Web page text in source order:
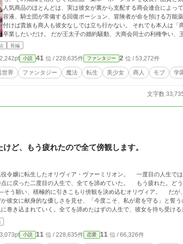
人気商品のほとんどは、実は彼女が裏から支配する商会連合によって生み出されていた
容液、騎士団が常備する回復ポーション、冒険者が命を預ける万能
付けば貴族も商人も彼女なしでは立ち行かない。 それでも本人は「商売は裏方が一番」と学園では目立たず静かに
卒業したいだけ。 だが王太子の婚約騒動、大商会同士の利権争い、王国経済を揺るがす流通危機が重なったこと
で、隠し続けてきた"王都最大の黒幕"としての正体が少しずつ明らかになっていく。 これ
力をお借りしつつも、最終的な仕上げにあたっては著者自身の手に
長編
小説 41 位 / 228,635件 ファンタジー 2 位 / 53,272件
世界 ファンタジー 魔法 転生 美少女 商人 モブ 学
文字数
けど、もう疲れたので全て傍観します。
オリヴィア・ヴァーミリオン。 一度目の人生では破滅回避に奔走するも虚しく断罪された彼女
人生で、全てを諦めていた。 もう疲れた。どうせ無駄なら、せめて断罪の日まで穏やかに眠
極的に引きこもり傍観を決め込むオリヴィア。 だが、一周目では冷淡だったはずの婚約者・セドリ
献身的な優しさを見せ、「今度こそ、私が君を守る」と誓うのだ。 運命に抗う気力さえ失った
巻き込まれていく。全てを諦めたはずの人生で、彼女を待ち受け
小説 11 位 / 228,635件 恋愛 11 位 / 66,326件